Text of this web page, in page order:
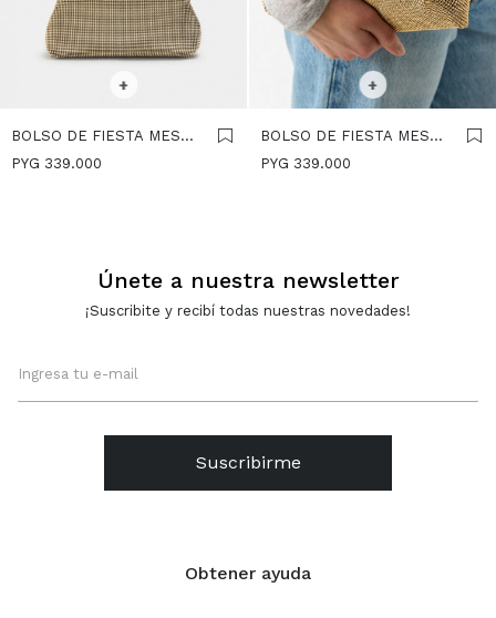
+
BOLSO DE FIESTA MESH -
DORADO
PYG 339.000
SELECCIONAR TALLE
+
BOLSO DE FIESTA MESH -
DORADO
PYG 339.000
Obtener ayuda
Únete a nuestra newsletter
¡Suscribite y recibí todas nuestras novedades!
Suscribirme